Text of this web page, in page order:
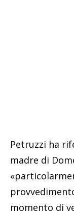
Petruzzi ha
madre di
momento di